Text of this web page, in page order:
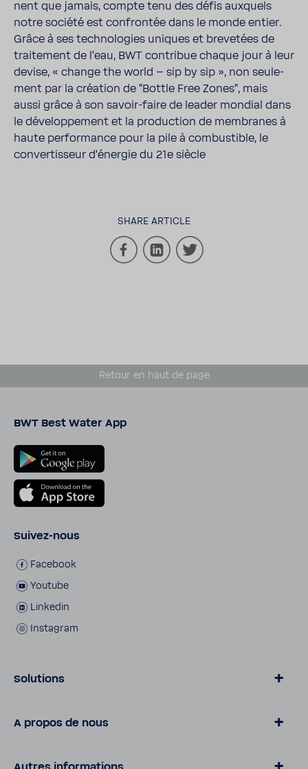
nent que jamais, compte tenu des défis auxquels
notre société est confrontée dans le monde entier.
Grâce à ses tech­no­lo­gies uniques et breve­tées de
trai­te­ment de l'eau, BWT contribue chaque jour à leur
devise, « change the world – sip by sip », non seule­
ment par la créa­tion de "Bottle Free Zones", mais
aussi grâce à son savoir-​faire de leader mondial dans
le déve­lop­pe­ment et la produc­tion de membranes à
haute perfor­mance pour la pile à combus­tible, le
conver­tis­seur d'énergie du 21e siècle
SHARE ARTICLE
Retour en haut de page
BWT Best Water App
Suivez-​​nous
Face­book
Youtube
Linkedin
Insta­gram
Solutions
Parti­cu­liers
A propos de nous